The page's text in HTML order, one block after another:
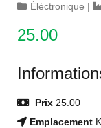
Éléctronique |
25.00
Prix 25.00
Emplacement